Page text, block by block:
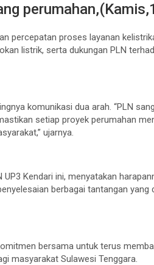
percepatan proses layanan
listrik, serta dukungan PLN
komunikasi dua arah. “PLN
setiap proyek perumahan
ujarnya.
Kendari ini, menyatakan
berbagai tantangan yang
bersama untuk terus
masyarakat Sulawesi Tenggara.